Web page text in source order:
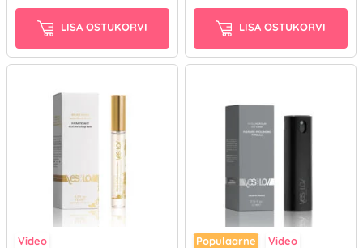
LISA OSTUKORVI LISA OSTUKORVI
Video Populaarne Video